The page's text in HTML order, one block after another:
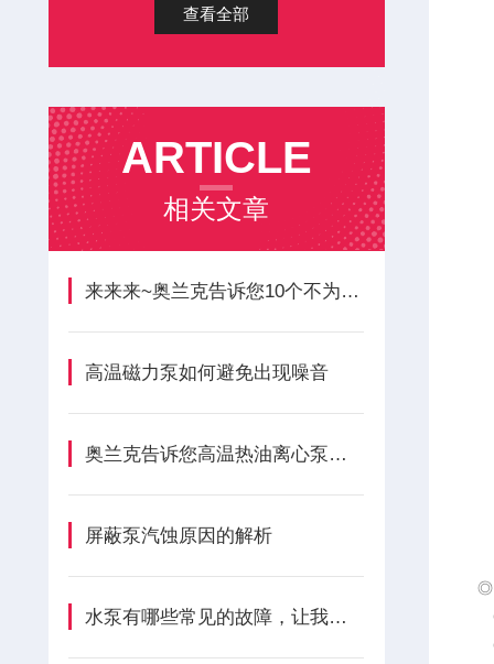
查看全部
ARTICLE
相关文章
来来来~奥兰克告诉您10个不为人知的磁力泵优缺点
高温磁力泵如何避免出现噪音
奥兰克告诉您高温热油离心泵维修方法
屏蔽泵汽蚀原因的解析
水泵有哪些常见的故障，让我们一起了解吧
◎
◎
◎